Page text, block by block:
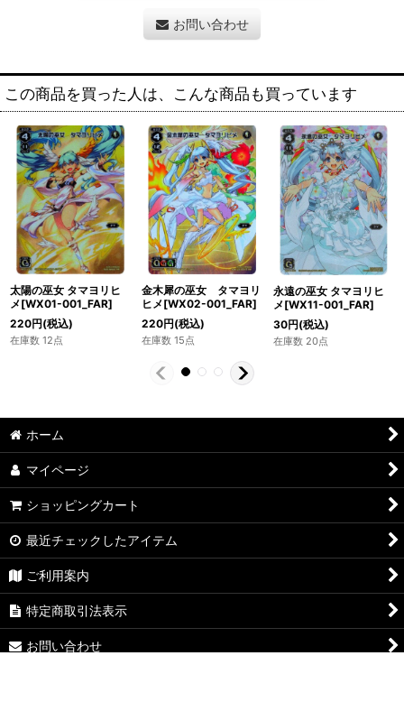
お問い合わせ
この商品を買った人は、こんな商品も買っています
太陽の巫女 タマヨリヒ
メ[WX01-001_FAR]
220円(税込)
在庫数 12点
金木犀の巫女 タマヨリ
ヒメ[WX02-001_FAR]
220円(税込)
在庫数 15点
永遠の巫女 タマヨリヒ
メ[WX11-001_FAR]
30円(税込)
在庫数 20点
ホーム
マイページ
ショッピングカート
最近チェックしたアイテム
ご利用案内
特定商取引法表示
お問い合わせ